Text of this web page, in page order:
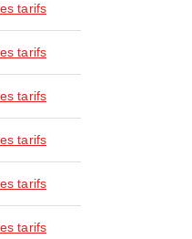
tarifs
tarifs
tarifs
tarifs
tarifs
tarifs